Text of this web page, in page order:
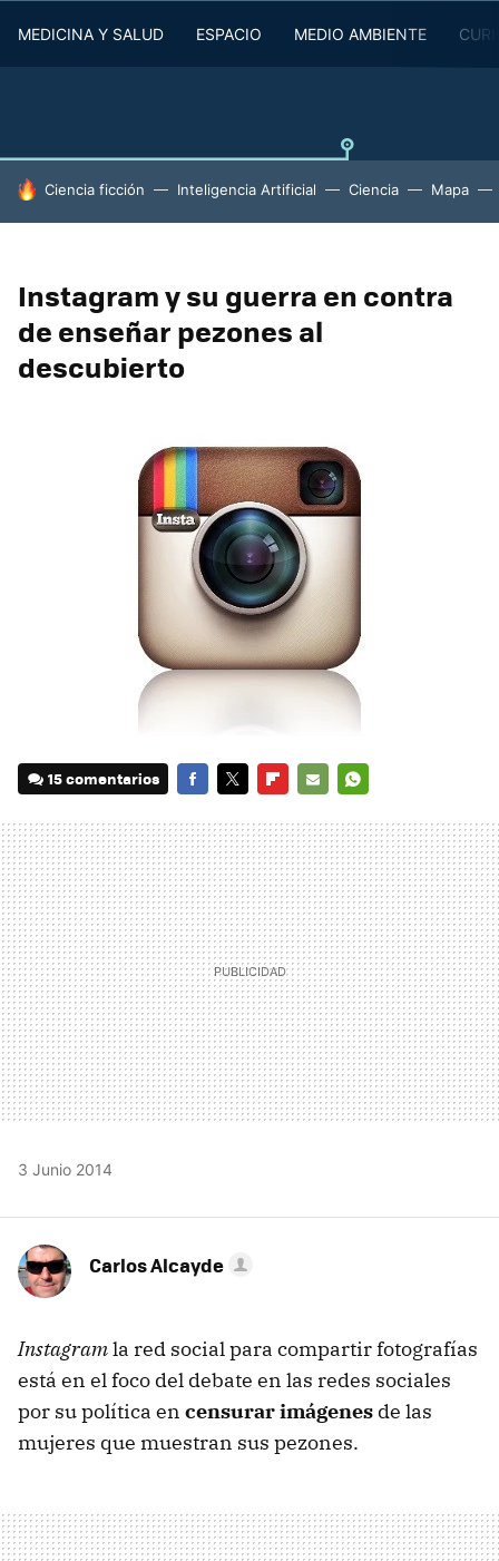
MEDICINA Y SALUD ESPACIO MEDIO AMBIENTE
HOY SE HABLA DE
Ciencia ficción Inteligencia Artificial Ciencia Mapa
Instagram y su guerra en contra
de enseñar pezones al
descubierto
15 comentarios
MAIL
3 Junio 2014
Carlos Alcayde
Instagramla red social para compartir fotografías
está en el foco del debate en las redes sociales
por su política en censurar imágenes de las
mujeres que muestran sus pezones.